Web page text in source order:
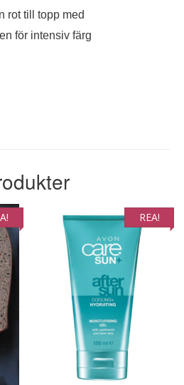
rot till topp med
för intensiv färg
REA!